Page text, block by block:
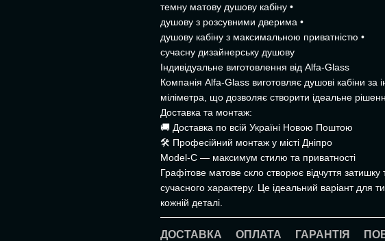
темну матову душову кабіну •
душову з розсувними дверима •
душову кабіну з максимальною приватністю •
сучасну дизайнерську душову
Індивідуальне виготовлення від Alfa-Glass
Компанія Alfa-Glass виготовляє душові кабіни за
міліметра, що дозволяє створити ідеальне
Доставка та монтаж:
🚚 Доставка по всій Україні Новою Поштою
🛠 Професійний монтаж у місті Дніпро
Model-C — максимум стилю та приватності
Графітове матове скло створює відчуття
сучасного характеру. Це ідеальний варіант для
кожній деталі.
ДОСТАВКА ОПЛАТА ГАРАНТІЯ